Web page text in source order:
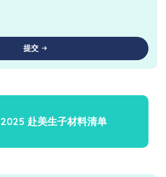
提交
2025 赴美生子材料清单